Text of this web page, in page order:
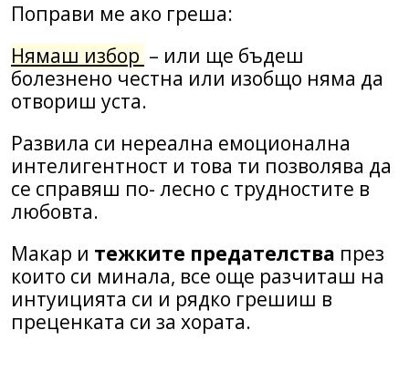
Поправи ме ако греша:
Нямаш избор – или ще бъдеш
болезнено честна или изобщо няма да
отвориш уста.
Развила си нереална емоционална
интелигентност и това ти позволява да
се справяш по- лесно с трудностите в
любовта.
Макар и тежките предателства през
които си минала, все още разчиташ на
интуицията си и рядко грешиш в
преценката си за хората.